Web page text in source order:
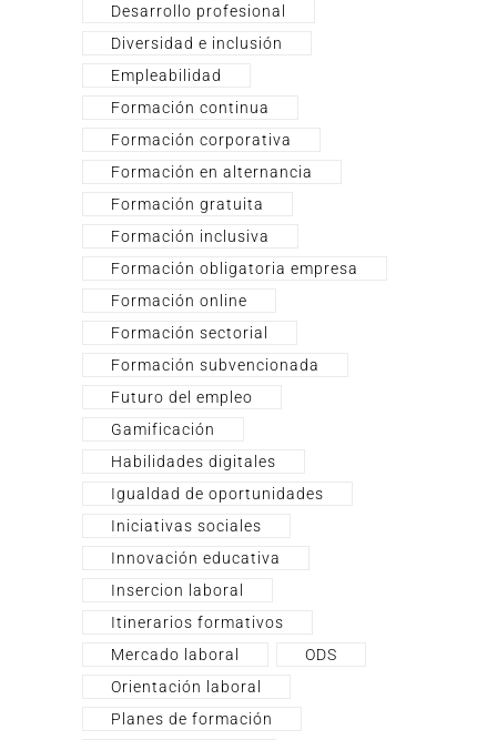
Desarrollo profesional
Diversidad e inclusión
Empleabilidad
Formación continua
Formación corporativa
Formación en alternancia
Formación gratuita
Formación inclusiva
Formación obligatoria empresa
Formación online
Formación sectorial
Formación subvencionada
Futuro del empleo
Gamificación
Habilidades digitales
Igualdad de oportunidades
Iniciativas sociales
Innovación educativa
Insercion laboral
Itinerarios formativos
Mercado laboral
ODS
Orientación laboral
Planes de formación